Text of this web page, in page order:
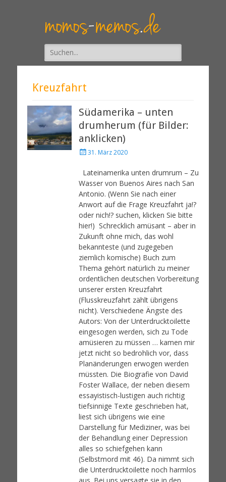
Suche
nach:
Kreuzfahrt
Südamerika – unten
drumherum (für Bilder:
anklicken)
31. März 2020
Lateinamerika unten drumrum – Zu
Wasser von Buenos Aires nach San
Antonio. (Wenn Sie nach einer
Anwort auf die Frage Kreuzfahrt ja!?
oder nich!? suchen, klicken Sie bitte
hier!) Schrecklich amüsant – aber in
Zukunft ohne mich, das wohl
bekannteste (und zugegeben
ziemlich komische) Buch zum
Thema gehört natürlich zu meiner
ordentlichen deutschen Vorbereitung
unserer ersten Kreuzfahrt
(Flusskreuzfahrt zählt übrigens
nicht). Verschiedene Ängste des
Autors: Von der Unterdrucktoilette
eingesogen werden, sich zu Tode
amüsieren zu müssen … kamen mir
jetzt nicht so bedrohlich vor, dass
Planänderungen erwogen werden
müssten. Die Biografie von David
Foster Wallace, der neben diesem
essayistisch-lustigen auch richtig
tiefsinnige Texte geschrieben hat,
liest sich übrigens wie eine
Darstellung für Mediziner, was bei
der Behandlung einer Depression
alles so schiefgehen kann
(Selbstmord mit 46). Da nimmt sich
die Unterdrucktoilette noch harmlos